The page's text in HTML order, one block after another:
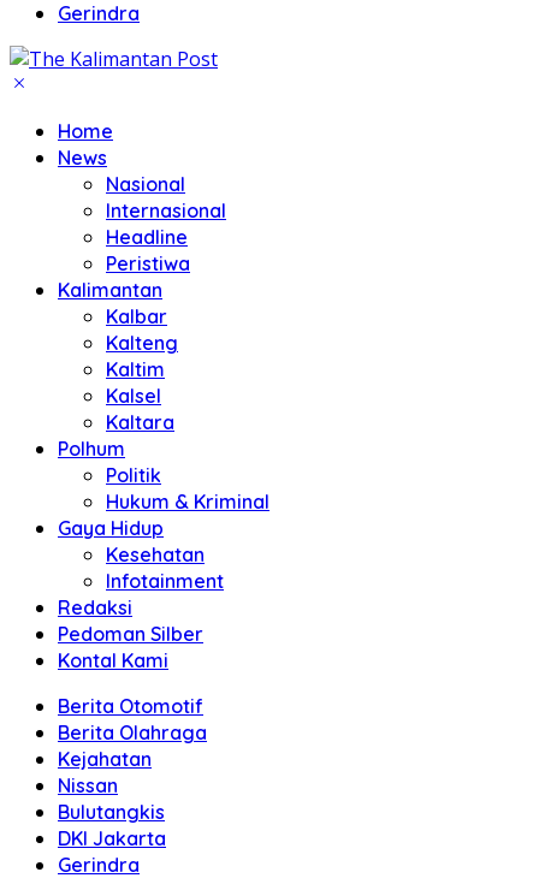
Gerindra
Home
News
Nasional
Internasional
Headline
Peristiwa
Kalimantan
Kalbar
Kalteng
Kaltim
Kalsel
Kaltara
Polhum
Politik
Hukum & Kriminal
Gaya Hidup
Kesehatan
Infotainment
Redaksi
Pedoman Silber
Kontal Kami
Berita Otomotif
Berita Olahraga
Kejahatan
Nissan
Bulutangkis
DKI Jakarta
Gerindra